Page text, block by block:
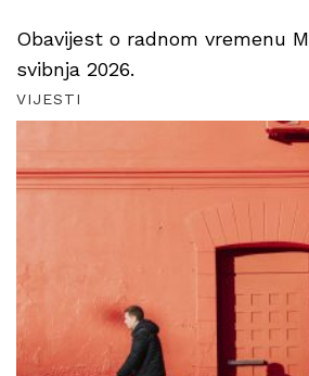
Obavijest o radnom vremenu
svibnja 2026.
VIJESTI